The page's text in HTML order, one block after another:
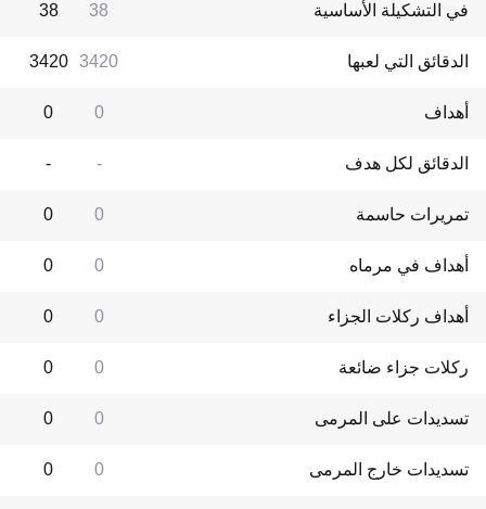
في التشكيلة الأساسية 38
38
الدقائق التي لعبها 3420
3420
أهداف 0
0
الدقائق لكل هدف -
-
تمريرات حاسمة 0
0
أهداف في مرماه 0
0
أهداف ركلات الجزاء 0
0
ركلات جزاء ضائعة 0
0
تسديدات على المرمى 0
0
تسديدات خارج المرمى 0
0